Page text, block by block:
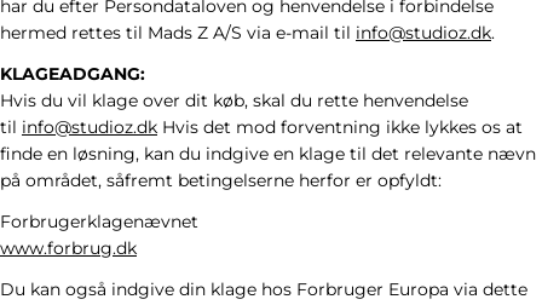
har du efter Persondataloven og henvendelse i forbindelse
hermed rettes til Mads Z A/S via e-mail til info@studioz.dk.
KLAGEADGANG:
Hvis du vil klage over dit køb, skal du rette henvendelse
til info@studioz.dk Hvis det mod forventning ikke lykkes os at
finde en løsning, kan du indgive en klage til det relevante nævn
på området, såfremt betingelserne herfor er opfyldt:
Forbrugerklagenævnet
www.forbrug.dk
Du kan også indgive din klage hos Forbruger Europa via dette